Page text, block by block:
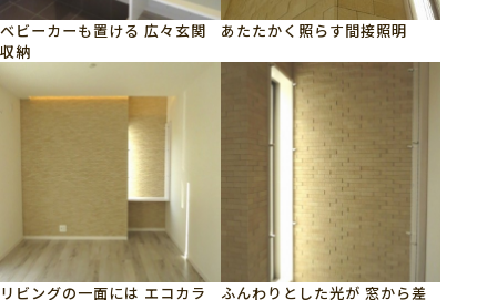
ベビーカーも置ける 広々玄関
収納
あたたかく照らす間接照明
リビングの一面には エコカラ ふんわりとした光が 窓から差